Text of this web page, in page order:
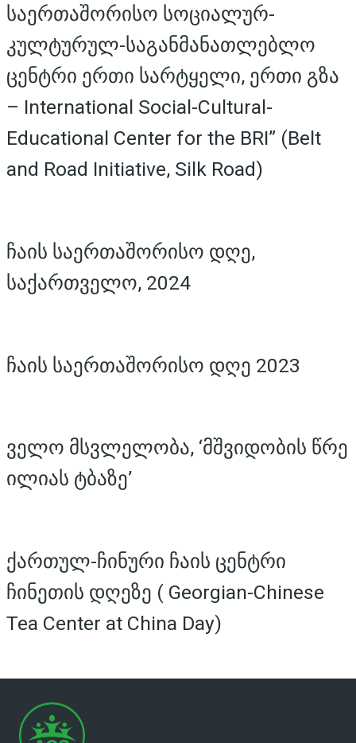
საერთაშორისო სოციალურ-
კულტურულ-საგანმანათლებლო
ცენტრი ერთი სარტყელი, ერთი გზა
– International Social-Cultural-
Educational Center for the BRI” (Belt
and Road Initiative, Silk Road)
ჩაის საერთაშორისო დღე,
საქართველო, 2024
ჩაის საერთაშორისო დღე 2023
ველო მსვლელობა, ‘მშვიდობის წრე
ილიას ტბაზე’
ქართულ-ჩინური ჩაის ცენტრი
ჩინეთის დღეზე ( Georgian-Chinese
Tea Center at China Day)